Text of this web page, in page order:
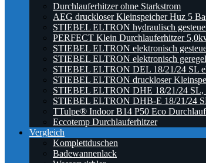
Durchlauferhitzer ohne Starkstrom
AEG druckloser Kleinspeicher Huz 5
STIEBEL ELTRON hydraulisch
PERFECT Klein Durchlauferhitzer
STIEBEL ELTRON elektronisch
STIEBEL ELTRON elektronisch
STIEBEL ELTRON DEL 18/21/24 SL
STIEBEL ELTRON druckloser
STIEBEL ELTRON DHE 18/21/24 SL,
STIEBEL ELTRON DHB-E 18/21/24
TTulpe® Indoor B14 P50 Eco
Eccotemp Durchlauferhitzer
Vergleich
Komplettduschen
Badewannenlack